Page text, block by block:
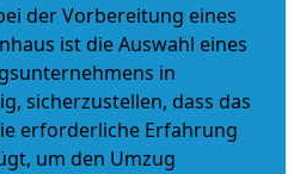
der Vorbereitung eines
ist die Auswahl eines
in
sicherzustellen, dass das
erforderliche Erfahrung
um den Umzug